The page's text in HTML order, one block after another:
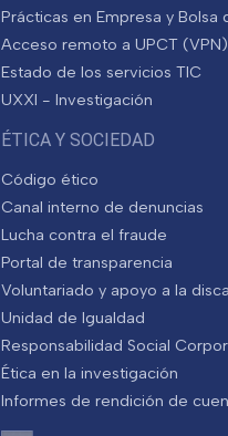
Prácticas en Empresa y Bolsa
Acceso remoto a UPCT (VPN)
Estado de los servicios TIC
UXXI - Investigación
ÉTICA Y SOCIEDAD
Código ético
Canal interno de denuncias
Lucha contra el fraude
Portal de transparencia
Voluntariado y apoyo a la
Unidad de Igualdad
Responsabilidad Social
Ética en la investigación
Informes de rendición de